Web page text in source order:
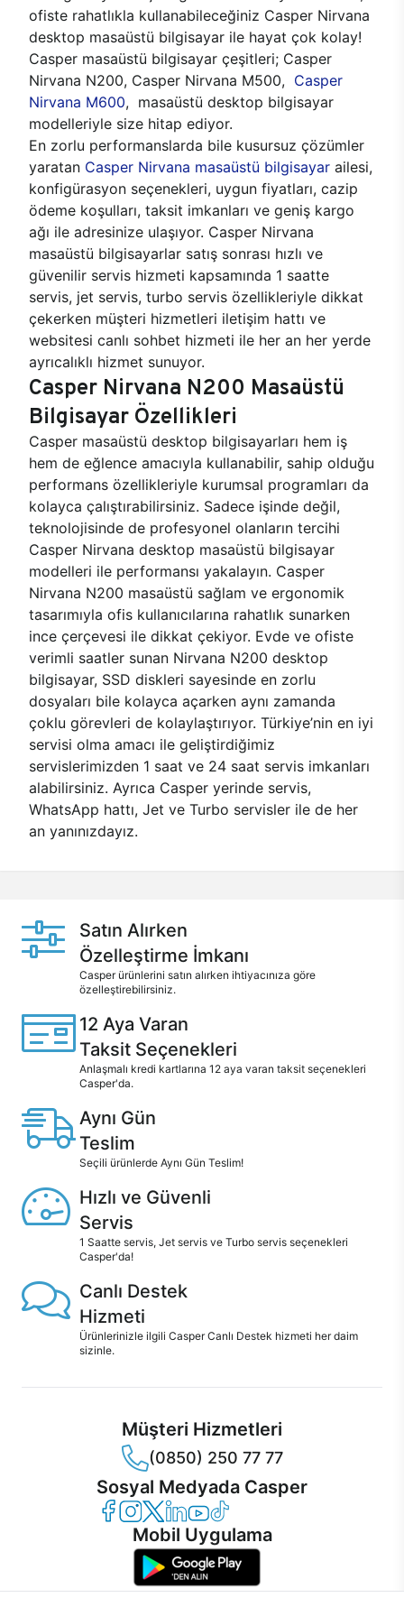
ofiste rahatlıkla kullanabileceğiniz Casper Nirvana
desktop masaüstü bilgisayar ile hayat çok kolay!
Casper masaüstü bilgisayar çeşitleri; Casper
Nirvana N200, Casper Nirvana M500, Casper
Nirvana M600, masaüstü desktop bilgisayar
modelleriyle size hitap ediyor.
En zorlu performanslarda bile kusursuz çözümler
yaratan Casper Nirvana masaüstü bilgisayar ailesi,
konfigürasyon seçenekleri, uygun fiyatları, cazip
ödeme koşulları, taksit imkanları ve geniş kargo
ağı ile adresinize ulaşıyor. Casper Nirvana
masaüstü bilgisayarlar satış sonrası hızlı ve
güvenilir servis hizmeti kapsamında 1 saatte
servis, jet servis, turbo servis özellikleriyle dikkat
çekerken müşteri hizmetleri iletişim hattı ve
websitesi canlı sohbet hizmeti ile her an her yerde
ayrıcalıklı hizmet sunuyor.
Casper Nirvana N200 Masaüstü
Bilgisayar Özellikleri
Casper masaüstü desktop bilgisayarları hem iş
hem de eğlence amacıyla kullanabilir, sahip olduğu
performans özellikleriyle kurumsal programları da
kolayca çalıştırabilirsiniz. Sadece işinde değil,
teknolojisinde de profesyonel olanların tercihi
Casper Nirvana desktop masaüstü bilgisayar
modelleri ile performansı yakalayın. Casper
Nirvana N200 masaüstü sağlam ve ergonomik
tasarımıyla ofis kullanıcılarına rahatlık sunarken
ince çerçevesi ile dikkat çekiyor. Evde ve ofiste
verimli saatler sunan Nirvana N200 desktop
bilgisayar, SSD diskleri sayesinde en zorlu
dosyaları bile kolayca açarken aynı zamanda
çoklu görevleri de kolaylaştırıyor. Türkiye’nin en iyi
servisi olma amacı ile geliştirdiğimiz
servislerimizden 1 saat ve 24 saat servis imkanları
alabilirsiniz. Ayrıca Casper yerinde servis,
WhatsApp hattı, Jet ve Turbo servisler ile de her
an yanınızdayız.
Satın Alırken
Özelleştirme İmkanı
Casper ürünlerini satın alırken ihtiyacınıza göre
özelleştirebilirsiniz.
12 Aya Varan
Taksit Seçenekleri
Anlaşmalı kredi kartlarına 12 aya varan taksit seçenekleri
Casper'da.
Aynı Gün
Teslim
Seçili ürünlerde Aynı Gün Teslim!
Hızlı ve Güvenli
Servis
1 Saatte servis, Jet servis ve Turbo servis seçenekleri
Casper'da!
Canlı Destek
Hizmeti
Ürünlerinizle ilgili Casper Canlı Destek hizmeti her daim
sizinle.
Müşteri Hizmetleri
(0850) 250 77 77
Sosyal Medyada Casper
Casper Facebook
Casper Instagram
Casper Twitter
Casper LinkedIn
Casper YouTube
Casper TikTok
Mobil Uygulama